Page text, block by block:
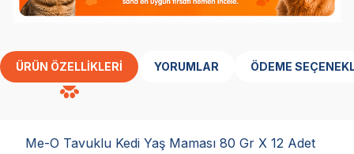
ÜRÜN ÖZELLIKLERI YORUMLAR ÖDEME
Me-O Tavuklu Kedi Yaş Maması 80 Gr X 12 Adet